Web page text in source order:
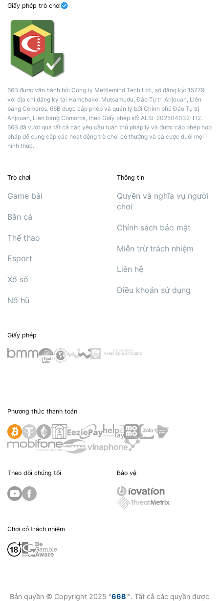
Giấy phép trò chơi
66B được vận hành bởi Công ty Mettlemind Tech Ltd., số đăng ký: 15779,
với địa chỉ đăng ký tại Hamchako, Mutsamudu, Đảo Tự trị Anjouan, Liên
bang Comoros. 66B được cấp phép và quản lý bởi Chính phủ Đảo Tự trị
Anjouan, Liên bang Comoros, theo Giấy phép số: ALSI-202504032-FI2.
66B đã vượt qua tất cả các yêu cầu tuân thủ pháp lý và được cấp phép hợp
pháp để cung cấp các hoạt động trò chơi có thưởng và cá cược dưới mọi
hình thức.
Trò chơi
Game bài
Bắn cá
Thể thao
Esport
Xổ số
Nổ hũ
Thông tin
Quyền và nghĩa vụ người
chơi
Chính sách bảo mật
Miễn trừ trách nhiệm
Liên hệ
Điều khoản sử dụng
Giấy phép
Phương thức thanh toán
Theo dõi chúng tôi Bảo vệ
Chơi có trách nhiệm
Bản quyền © Copyright 2025 "66B™. Tất cả các quyền được